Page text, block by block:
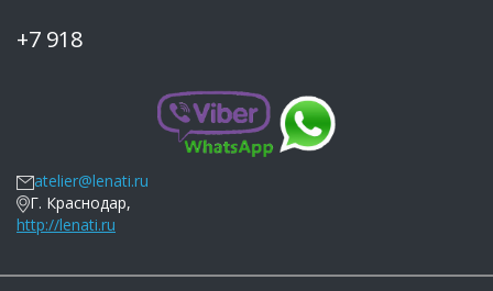
+7 918
atelier@lenati.ru
Г. Краснодар,
http://lenati.ru